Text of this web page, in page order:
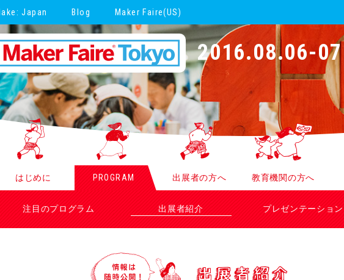
Japan Blog Maker Faire(US)
2016.08.06-07
はじめに PROGRAM
注目のプログラム 出展者紹介 プレゼンテーション
出展者の方へ 教育機関の方へ